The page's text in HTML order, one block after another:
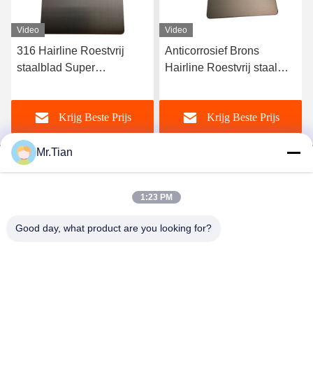
Video
Anticorrosief Brons
Hairline Roestvrij staal
Krijg Beste Prijs
Video
Van het satijn de Rode
Koper Hairline
Nieuwe Stijl van het het
Roestvrije staalblad 316l
Krijg Beste Prijs
Co., Ltd.
Mr.Tian
1:23 PM
Good day, what product are you looking for?